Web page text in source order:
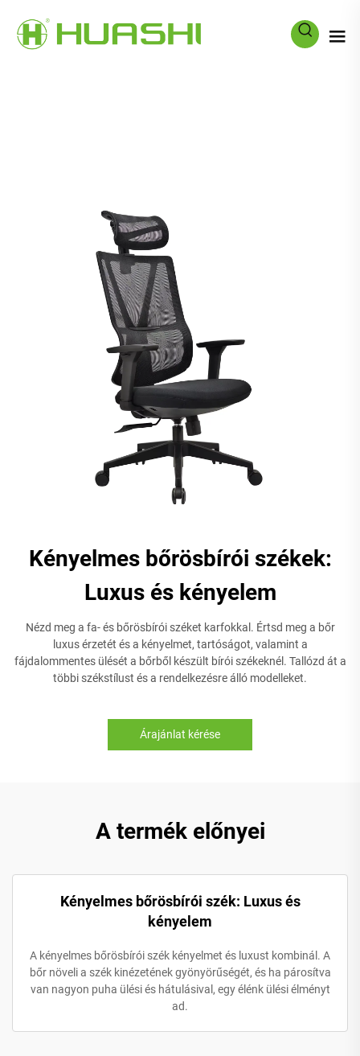
Kényelmes bőrösbírói székek:
Luxus és kényelem
Nézd meg a fa- és bőrösbírói széket karfokkal. Értsd meg a bőr
luxus érzetét és a kényelmet, tartóságot, valamint a
fájdalommentes ülését a bőrből készült bírói székeknél. Tallózd át a
többi székstílust és a rendelkezésre álló modelleket.
Árajánlat kérése
A termék előnyei
Kényelmes bőrösbírói szék: Luxus és
kényelem
A kényelmes bőrösbírói szék kényelmet és luxust kombinál. A
bőr növeli a szék kinézetének gyönyörűségét, és ha párosítva
van nagyon puha ülési és hátulásival, egy élénk ülési élményt
ad.